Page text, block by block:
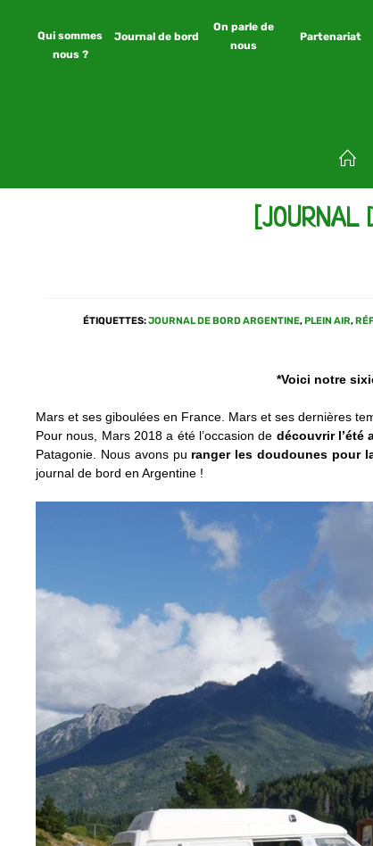
Qui sommes
nous ?
Journal de bord
On parle de
nous
Partenariat
[JOURNAL
ÉTIQUETTES:JOURNAL DE BORD ARGENTINE,PLEIN AIR,
*Voici notre
Mars et ses giboulées en France. Mars et ses dernières
Pour nous, Mars 2018 a été l’occasion de découvrir l’été
Patagonie. Nous avons pu ranger les doudounes pour
journal de bord en Argentine !